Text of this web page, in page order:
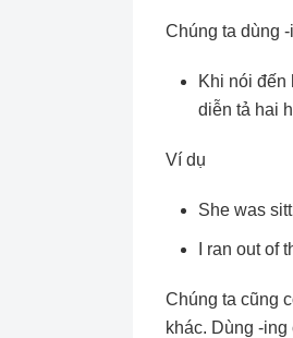
Chúng ta dùng
Khi nói đến
diễn tả hai
Ví dụ
She was
I ran out of
Chúng ta cũng
khác. Dùng -